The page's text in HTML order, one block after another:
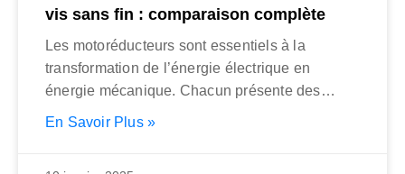
vis sans fin : comparaison complète
Les motoréducteurs sont essentiels à la
transformation de l’énergie électrique en
énergie mécanique. Chacun présente des
caractéristiques, des avantages et
En Savoir Plus »